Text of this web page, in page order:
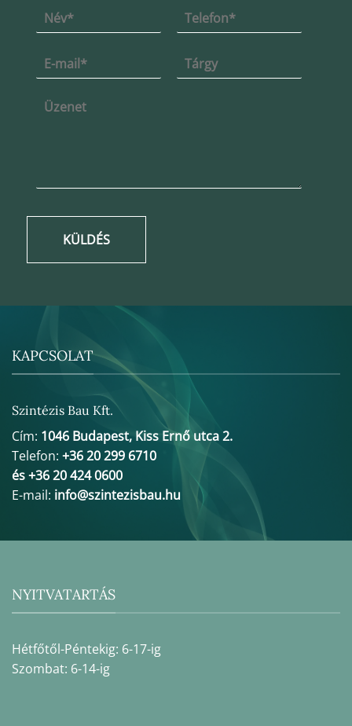
KÜLDÉS
KAPCSOLAT
Szintézis Bau Kft.
Cím: 1046 Budapest, Kiss Ernő utca 2.
Telefon: +36 20 299 6710
és +36 20 424 0600
E-mail: info@szintezisbau.hu
NYITVATARTÁS
Hétfőtől-Péntekig: 6-17-ig
Szombat: 6-14-ig